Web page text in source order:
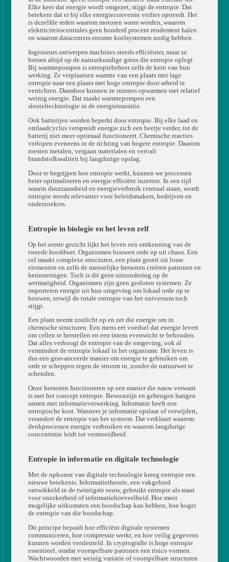
Elke keer dat energie wordt omgezet, stijgt de entropie. Dat
betekent dat er bij elke energieconversie verlies optreedt. Het
is dezelfde reden waarom motoren warm worden, waarom
elektriciteitscentrales geen honderd procent rendement halen
en waarom datacenters enorme koelsystemen nodig hebben.
Ingenieurs ontwerpen machines steeds efficiënter, maar ze
botsen altijd op de natuurkundige grens die entropie oplegt.
Bij warmtepompen is entropiebeheer zelfs de kern van hun
werking. Ze verplaatsen warmte van een plaats met lage
entropie naar een plaats met hoge entropie door arbeid te
verrichten. Daardoor kunnen ze ruimtes opwarmen met relatief
weinig energie. Dat maakt warmtepompen een
sleuteltechnologie in de energietransitie.
Ook batterijen worden beperkt door entropie. Bij elke laad en
ontlaadcyclus verspreidt energie zich een beetje verder, tot de
batterij niet meer optimaal functioneert. Chemische reacties
verlopen eveneens in de richting van hogere entropie. Daarom
roesten metalen, vergaan materialen en vervalt
brandstofkwaliteit bij langdurige opslag.
Door te begrijpen hoe entropie werkt, kunnen we processen
beter optimaliseren en energie efficiënt inzetten. In een tijd
waarin duurzaamheid en energieverbruik centraal staan, wordt
entropie steeds relevanter voor beleidsmakers, bedrijven en
onderzoekers.
Entropie in biologie en het leven zelf
Op het eerste gezicht lijkt het leven een ontkenning van de
tweede hoofdwet. Organismen bouwen orde op uit chaos. Een
cel maakt complexe structuren, een plant groeit uit losse
elementen en zelfs de menselijke hersenen creëren patronen en
herinneringen. Toch is dit geen uitzondering op de
wetmatigheid. Organismen zijn geen gesloten systemen. Ze
importeren energie uit hun omgeving om lokaal orde op te
bouwen, terwijl de totale entropie van het universum toch
stijgt.
Een plant neemt zonlicht op en zet die energie om in
chemische structuren. Een mens eet voedsel dat energie levert
om cellen te herstellen en een intern evenwicht te behouden.
Dat alles verhoogt de entropie van de omgeving, ook al
vermindert de entropie lokaal in het organisme. Het leven is
dus een geavanceerde manier om energie te gebruiken om
orde te scheppen tegen de stroom in, zonder de natuurwet te
schenden.
Onze hersenen functioneren op een manier die nauw verwant
is met het concept entropie. Bewustzijn en geheugen hangen
samen met informatieverwerking. Informatie heeft een
entropische kost. Wanneer je informatie opslaat of verwijdert,
verandert de entropie van het systeem. Dat verklaart waarom
denkprocessen energie verbruiken en waarom langdurige
concentratie leidt tot vermoeidheid.
Entropie in informatie en digitale technologie
Met de opkomst van digitale technologie kreeg entropie een
nieuwe betekenis. Informatietheorie, een vakgebied
ontwikkeld in de twintigste eeuw, gebruikt entropie als maat
voor onzekerheid of informatiehoeveelheid. Hoe meer
mogelijke uitkomsten een boodschap kan hebben, hoe hoger
de entropie van die boodschap.
Dit principe bepaalt hoe efficiënt digitale systemen
communiceren, hoe compressie werkt, en hoe veilig gegevens
kunnen worden versleuteld. In cryptografie is hoge entropie
essentieel, omdat voorspelbare patronen een risico vormen.
Wachtwoorden met weinig variatie of voorspelbare structuren